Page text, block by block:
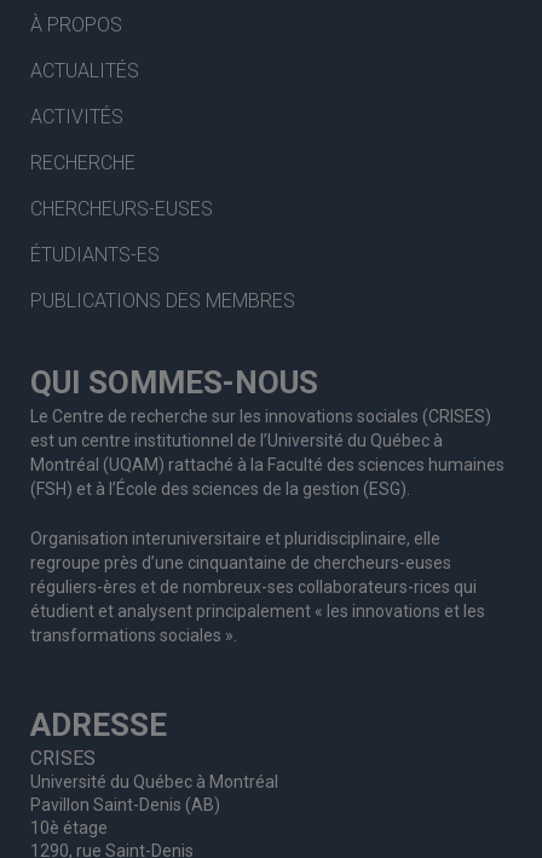
À PROPOS
ACTUALITÉS
ACTIVITÉS
RECHERCHE
CHERCHEURS-EUSES
ÉTUDIANTS-ES
PUBLICATIONS DES MEMBRES
QUI SOMMES-NOUS
Le Centre de recherche sur les innovations sociales (CRISES)
est un centre institutionnel de l’Université du Québec à
Montréal (UQAM) rattaché à la Faculté des sciences humaines
(FSH) et à l’École des sciences de la gestion (ESG).
Organisation interuniversitaire et pluridisciplinaire, elle
regroupe près d’une cinquantaine de chercheurs-euses
réguliers-ères et de nombreux-ses collaborateurs-rices qui
étudient et analysent principalement « les innovations et les
transformations sociales ».
ADRESSE
CRISES
Université du Québec à Montréal
Pavillon Saint-Denis (AB)
10è étage
1290, rue Saint-Denis